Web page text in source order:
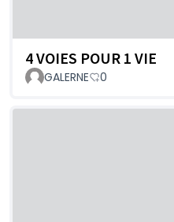
4 VOIES POUR 1 VIE
GALERNE 0